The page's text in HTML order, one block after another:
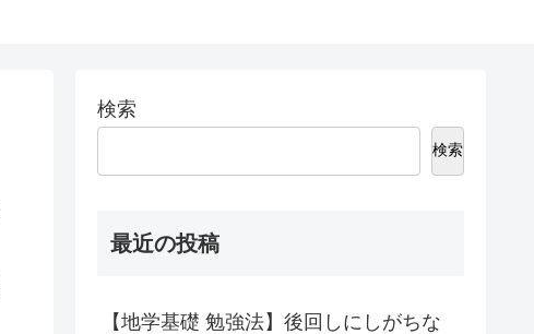
検索
検索
最近の投稿
【地学基礎 勉強法】後回しにしがちな